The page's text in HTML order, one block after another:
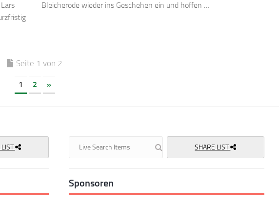
Bleicherode wieder ins Geschehen ein und hoffen …
Seite 1 von 2
1 2 »
LIST SHARE LIST
Sponsoren